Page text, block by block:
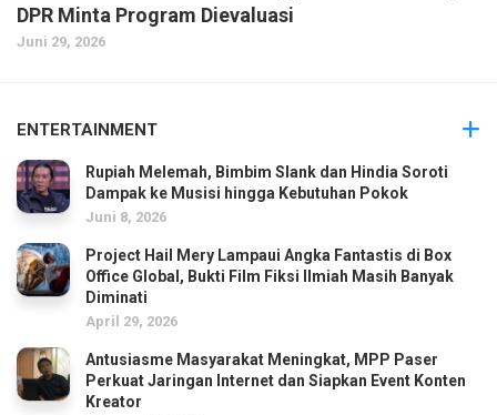
DPR Minta Program Dievaluasi
Juni 29, 2026
ENTERTAINMENT
Rupiah Melemah, Bimbim Slank dan Hindia Soroti
Dampak ke Musisi hingga Kebutuhan Pokok
Juni 8, 2026
Project Hail Mery Lampaui Angka Fantastis di Box
Office Global, Bukti Film Fiksi Ilmiah Masih Banyak
Diminati
April 29, 2026
Antusiasme Masyarakat Meningkat, MPP Paser
Perkuat Jaringan Internet dan Siapkan Event Konten
Kreator